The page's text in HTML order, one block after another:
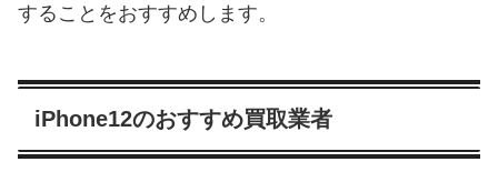
することをおすすめします。
iPhone12のおすすめ買取業者